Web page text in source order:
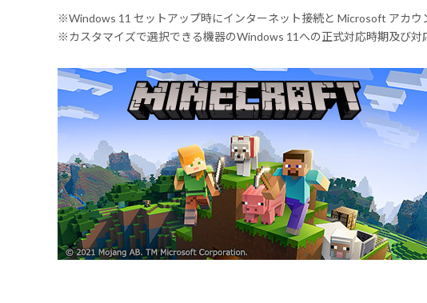
※Windows 11 セットアップ時にインターネット接続と Microsoft アカウ
※カスタマイズで選択できる機器のWindows 11への正式対応時期及び対